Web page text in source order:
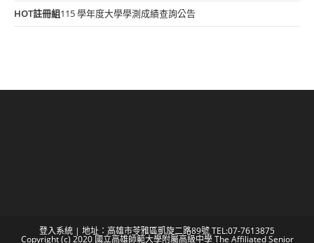
HOT註冊組115 學年度大學學測成績查詢公告
登入系統 | 地址：高雄市苓雅區凱旋二路89號 TEL:07-7613875
Copyright (c) 2020 國立高雄師範大學附屬高級中學 The Affiliated Senior